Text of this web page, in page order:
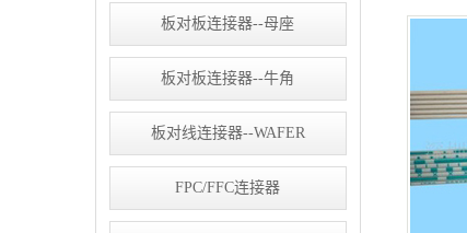
板对板连接器--母座
板对板连接器--牛角
板对线连接器--WAFER
FPC/FFC连接器